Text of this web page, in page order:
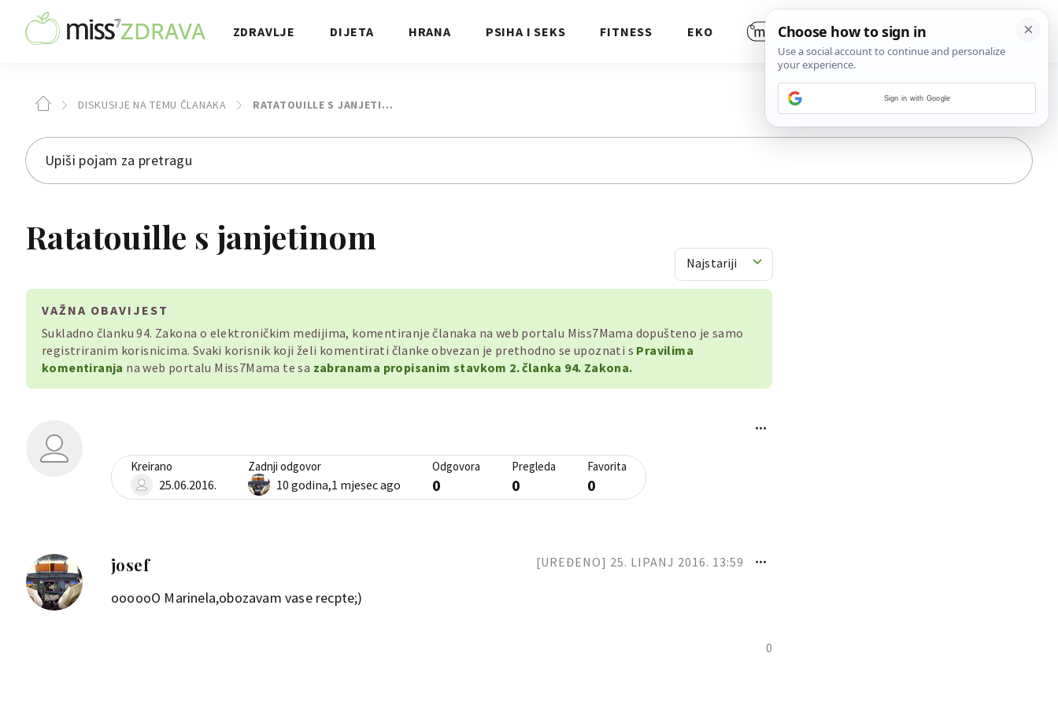
ZDRAVLJE DIJETA HRANA PSIHA I SEKS FITNESS EKO
DISKUSIJE NA TEMU ČLANAKA RATATOUILLE S JANJETI…
Ratatouille s janjetinom
Najstariji
VAŽNA OBAVIJEST
Sukladno članku 94. Zakona o elektroničkim medijima, komentiranje članaka na web portalu Miss7Mama dopušteno je samo
registriranim korisnicima. Svaki korisnik koji želi komentirati članke obvezan je prethodno se upoznati s Pravilima
komentiranja na web portalu Miss7Mama te sa zabranama propisanim stavkom 2. članka 94. Zakona.
Kreirano
25.06.2016.
Zadnji odgovor
10 godina,1 mjesec ago
Odgovora
0
Pregleda
0
Favorita
0
josef [UREĐENO] 25. LIPANJ 2016. 13:59
oooooO Marinela,obozavam vase recpte;)
0
Sign in with Google